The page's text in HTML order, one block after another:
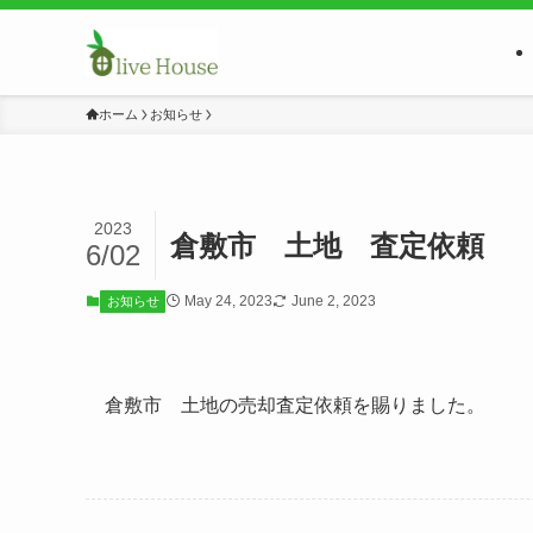
ホーム お知らせ
倉敷市 土地 査定依頼
2023
6/02
お知らせ May 24, 2023 June 2, 2023
倉敷市 土地の売却査定依頼を賜りました。